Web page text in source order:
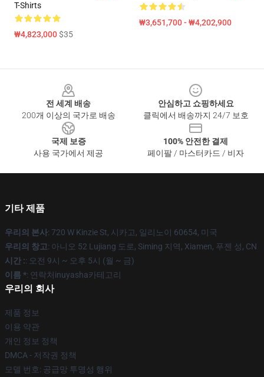
T-Shirts
₩4,823,000$35
₩3,651,700 - ₩4,202,900
전 세계 배송
200개 이상의 국가로 배송
안심하고 쇼핑하세요
클릭에서 배송까지 24/7 보호
국제 보증
사용 국가에서 제공
100% 안전한 결제
페이팔 / 마스터카드 / 비자
기타 제품
우리의 본사: 720 W Kinzie St, 시카고, 일리노이 60654, 미국
우리의 창고: 아니오 52 Lujiang 도로, Siming 지역, Xiamen, 푸젠 성, CN
시간 :: 오전 9시 ~ 오후 5시 (월 ~ 금)
이름 *: 연락처inuyasha카테고리
우리의 회사
제품 정보
이용 약관
개인 정보 정책
DMCA - 저작권 정책
모델 번호: 공급망 투명성 행위